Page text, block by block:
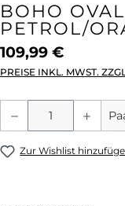
BOHO
PETROL/
109,99 €
PREISE INKL. MWST.
Produkt
Zur Wishlist